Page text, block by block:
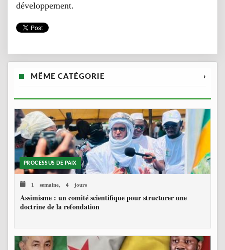
développement.
MÊME CATÉGORIE ›
PROCESSUS DE PAIX
1 semaine, 4 jours
Assimisme : un comité scientifique pour structurer une
doctrine de la refondation